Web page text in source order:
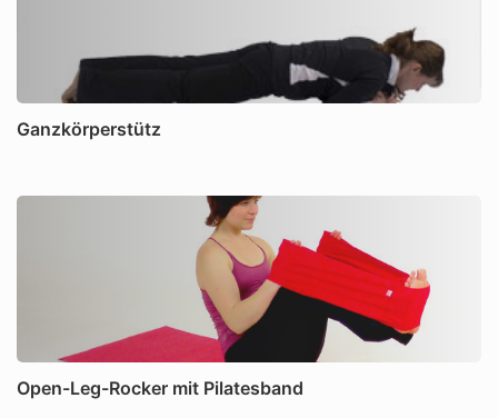
Ganzkörperstütz
Open-Leg-Rocker mit Pilatesband